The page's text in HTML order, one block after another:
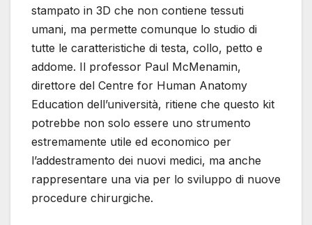
stampato in 3D che non contiene tessuti
umani, ma permette comunque lo studio di
tutte le caratteristiche di testa, collo, petto e
addome. Il professor Paul McMenamin,
direttore del Centre for Human Anatomy
Education dell’università, ritiene che questo kit
potrebbe non solo essere uno strumento
estremamente utile ed economico per
l’addestramento dei nuovi medici, ma anche
rappresentare una via per lo sviluppo di nuove
procedure chirurgiche.